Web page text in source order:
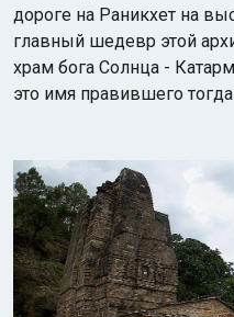
дороге на Раникхет на
главный шедевр этой
храм бога Солнца -
это имя правившего